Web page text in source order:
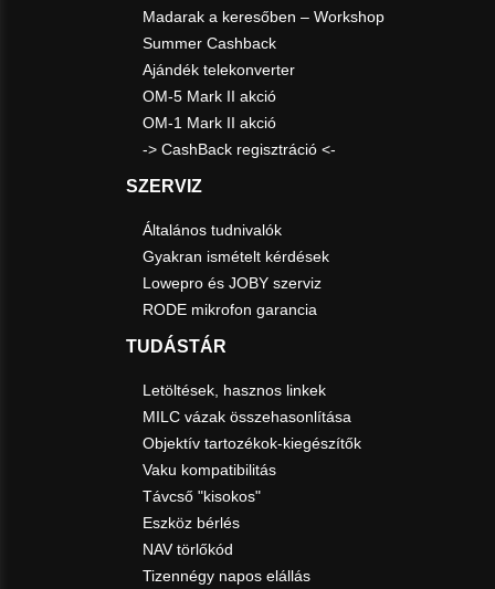
Madarak a keresőben – Workshop
Summer Cashback
Ajándék telekonverter
OM-5 Mark II akció
OM-1 Mark II akció
-> CashBack regisztráció <-
SZERVIZ
Általános tudnivalók
Gyakran ismételt kérdések
Lowepro és JOBY szerviz
RODE mikrofon garancia
TUDÁSTÁR
Letöltések, hasznos linkek
MILC vázak összehasonlítása
Objektív tartozékok-kiegészítők
Vaku kompatibilitás
Távcső "kisokos"
Eszköz bérlés
NAV törlőkód
Tizennégy napos elállás